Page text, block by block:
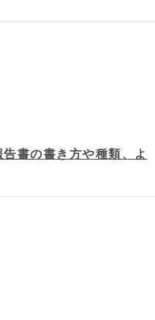
書の書き方や種類、よ